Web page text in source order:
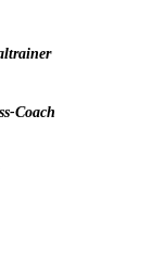
Coach